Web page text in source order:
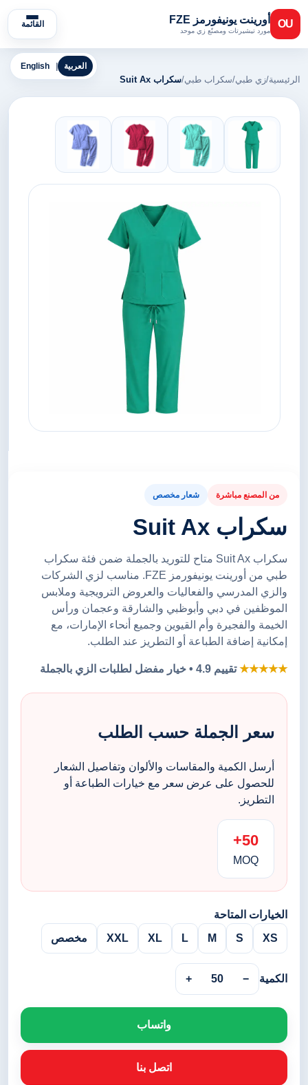
OU أورينت يونيفورمز FZE
مورد تيشيرتات ومصنّع زي موحد
القائمة
English العربية
الرئيسية/زي طبي/سكراب طبي/سكراب Suit Ax
من المصنع مباشرة شعار مخصص
سكراب Suit Ax
سكراب Suit Ax متاح للتوريد بالجملة ضمن فئة سكراب
طبي من أورينت يونيفورمز FZE. مناسب لزي الشركات
والزي المدرسي والفعاليات والعروض الترويجية وملابس
الموظفين في دبي وأبوظبي والشارقة وعجمان ورأس
الخيمة والفجيرة وأم القيوين وجميع أنحاء الإمارات، مع
إمكانية إضافة الطباعة أو التطريز عند الطلب.
★★★★★تقييم 4.9 • خيار مفضل لطلبات الزي بالجملة
سعر الجملة حسب الطلب
أرسل الكمية والمقاسات والألوان وتفاصيل الشعار
للحصول على عرض سعر مع خيارات الطباعة أو
التطريز.
50+
MOQ
الخيارات المتاحة
XS
S
M
L
XL
XXL مخصص
الكمية −
50
+
واتساب
اتصل بنا